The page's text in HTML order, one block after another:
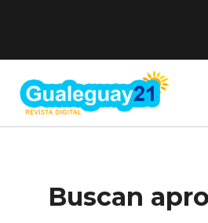
Buscan